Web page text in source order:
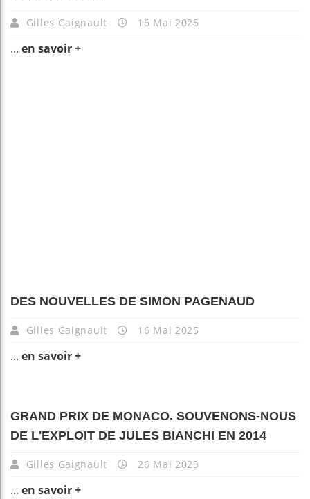
Gilles Gaignault 16 Mai 2025
... en savoir +
DES NOUVELLES DE SIMON PAGENAUD
Gilles Gaignault 16 Mai 2025
... en savoir +
GRAND PRIX DE MONACO. SOUVENONS-NOUS
DE L'EXPLOIT DE JULES BIANCHI EN 2014
Gilles Gaignault 26 Mai 2023
... en savoir +